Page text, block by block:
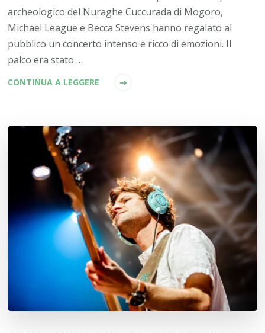
archeologico del Nuraghe Cuccurada di Mogoro,
Michael League e Becca Stevens hanno regalato al
pubblico un concerto intenso e ricco di emozioni. Il
palco era stato …
CONTINUA A LEGGERE